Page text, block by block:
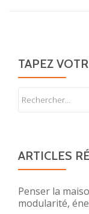
TAPEZ
ARTICLES
Penser la
modularité,